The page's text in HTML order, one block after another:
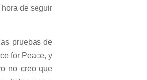
de seguir
pruebas de
for Peace, y
no creo que